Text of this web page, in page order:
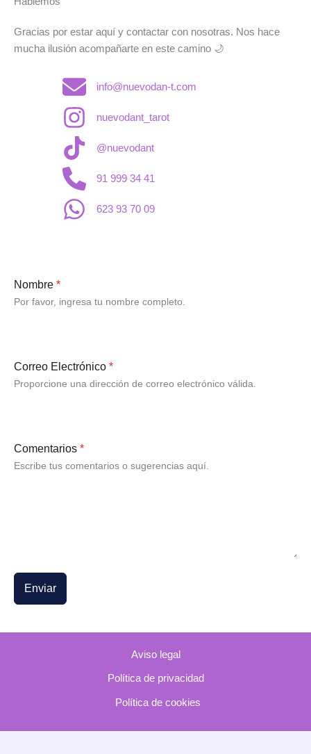
Gracias por estar aquí y contactar con nosotras. Nos hace
mucha ilusión acompañarte en este camino 🌙
info@nuevodan-t.com
nuevodant_tarot
@nuevodant
91 999 34 41
623 93 70 09
Nombre *
Por favor, ingresa tu nombre completo.
Correo Electrónico *
Proporcione una dirección de correo electrónico válida.
Comentarios *
Escribe tus comentarios o sugerencias aquí.
Enviar
Aviso legal
Política de privacidad
Política de cookies